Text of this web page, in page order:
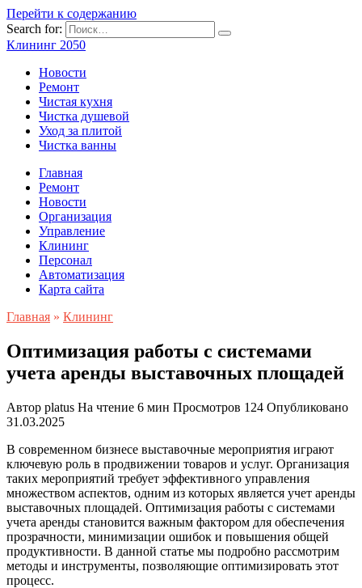
Перейти к содержанию
Search for:
Клининг 2050
Новости
Ремонт
Чистая кухня
Чистка душевой
Уход за плитой
Чистка ванны
Главная
Ремонт
Новости
Организация
Управление
Клининг
Персонал
Автоматизация
Карта сайта
Главная » Клининг
Оптимизация работы с системами
учета аренды выставочных площадей
Автор platus На чтение 6 мин Просмотров 124 Опубликовано
31.03.2025
В современном бизнесе выставочные мероприятия играют
ключевую роль в продвижении товаров и услуг. Организация
таких мероприятий требует эффективного управления
множеством аспектов, одним из которых является учет аренды
выставочных площадей. Оптимизация работы с системами
учета аренды становится важным фактором для обеспечения
прозрачности, минимизации ошибок и повышения общей
продуктивности. В данной статье мы подробно рассмотрим
методы и инструменты, позволяющие оптимизировать этот
процесс.